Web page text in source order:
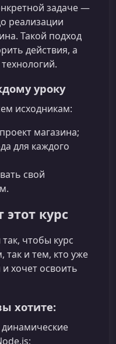
задаче —
реализации
Такой подход
действия, а
уроку
исходникам:
магазина;
для каждого
свой
курс
чтобы курс
так и тем, кто уже
хочет освоить
хотите:
динамические